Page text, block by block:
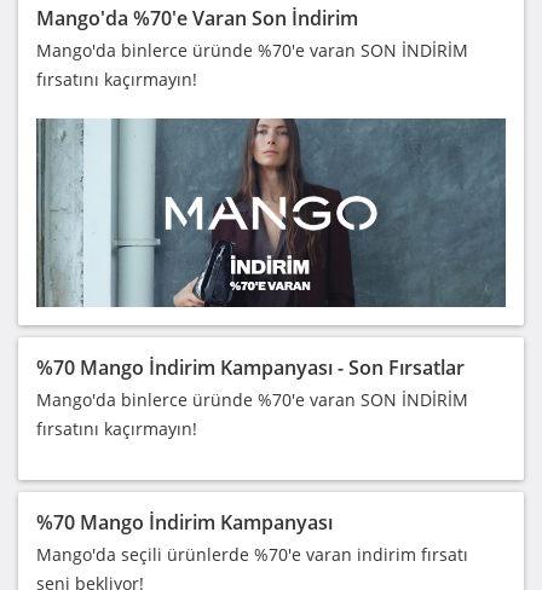
Mango'da %70'e Varan Son İndirim
Mango'da binlerce üründe %70'e varan SON İNDİRİM
fırsatını kaçırmayın!
%70 Mango İndirim Kampanyası - Son Fırsatlar
Mango'da binlerce üründe %70'e varan SON İNDİRİM
fırsatını kaçırmayın!
%70 Mango İndirim Kampanyası
Mango'da seçili ürünlerde %70'e varan indirim fırsatı
seni bekliyor!